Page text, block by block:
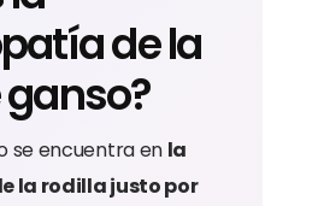
de la
se encuentra en la
la rodilla justo por